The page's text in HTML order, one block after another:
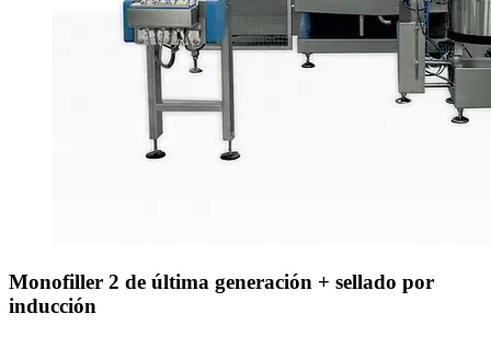
Monofiller 2 de última generación + sellado por
inducción